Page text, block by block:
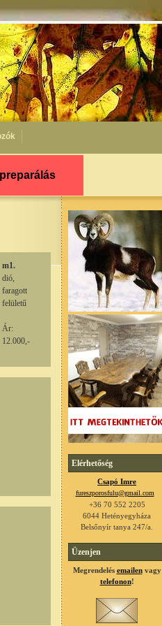
m1.
dió,
faragott
felületű
Ár:
12.000,-
Elérhetőség
Csapó Imre
fureszporosfulu@gmail.com
+36 70 552 2205
6044 Hetényegyháza
Belsőnyír tanya 247/a.
Üzenjen
Megrendelés emailenvagy
telefonon!